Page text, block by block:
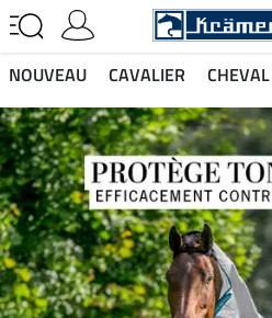
NOUVEAU CAVALIER CHEVAL